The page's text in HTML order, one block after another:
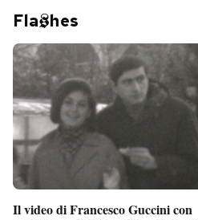
Fla hes
Il video di Francesco Guccini con